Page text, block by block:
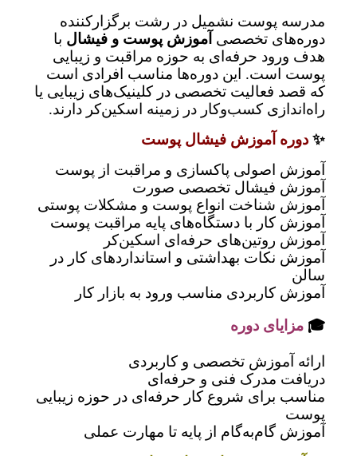
مدرسه پوست نشمیل در رشت برگزارکننده
دوره‌های تخصصیآموزش پوست و فیشالبا
هدف ورود حرفه‌ای به حوزه مراقبت و زیبایی
پوست است. این دوره‌ها مناسب افرادی است
که قصد فعالیت تخصصی در کلینیک‌های زیبایی یا
راه‌اندازی کسب‌وکار در زمینه اسکین‌کر دارند.
دوره آموزش فیشال پوست
آموزش اصولی پاکسازی و مراقبت از پوست
آموزش فیشال تخصصی صورت
آموزش شناخت انواع پوست و مشکلات پوستی
آموزش کار با دستگاه‌های پایه مراقبت پوست
آموزش روتین‌های حرفه‌ای اسکین‌کر
آموزش نکات بهداشتی و استانداردهای کار در
سالن
آموزش کاربردی مناسب ورود به بازار کار
مزایای دوره
ارائه آموزش تخصصی و کاربردی
دریافت مدرک فنی و حرفه‌ای
مناسب برای شروع کار حرفه‌ای در حوزه زیبایی
پوست
آموزش گام‌به‌گام از پایه تا مهارت عملی